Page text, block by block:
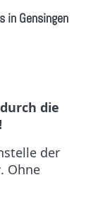
in Gensingen
die
der
. Ohne